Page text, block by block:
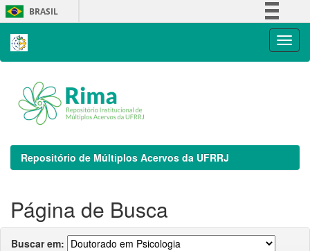
Skip
navigation
BRASIL
Repositório de Múltiplos Acervos da UFRRJ
Página de Busca
Buscar em: